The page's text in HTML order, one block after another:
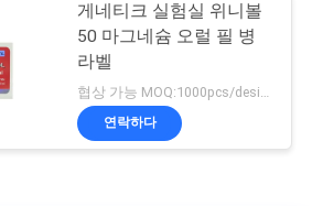
게네티크 실험실 위니볼
50 마그네슘 오럴 필 병
라벨
연락하다